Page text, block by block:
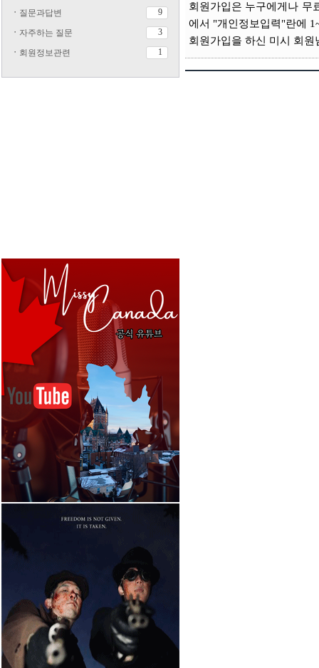
ㆍ 질문과답변 9
ㆍ 자주하는 질문 3
ㆍ 회원정보관련 1
회원가입은 누구에게나 무
에서 "개인정보입력"란에
회원가입을 하신 미시 회